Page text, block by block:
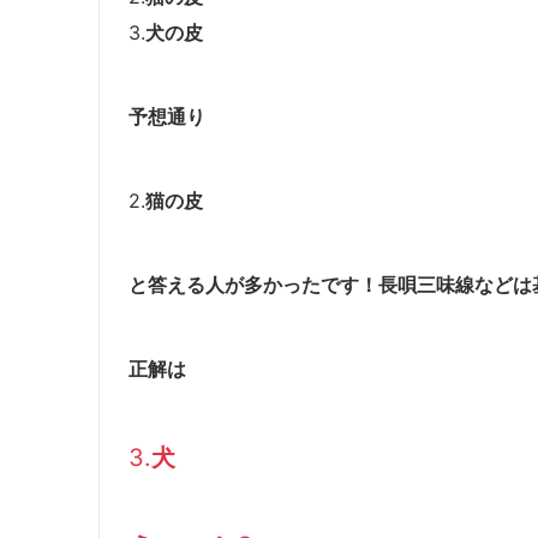
3.犬の皮
予想通り
2.猫の皮
と答える人が多かったです！長唄三味線などは
正解は
3.犬